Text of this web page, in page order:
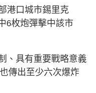
港口城市錫里克
6枚炮彈擊中該市
、具有重要戰略意義
傳出至少六次爆炸